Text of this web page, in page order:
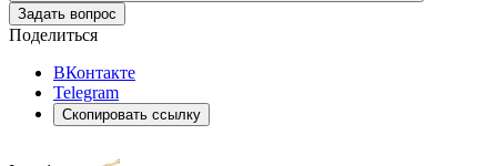
Задать вопрос
Поделиться
ВКонтакте
Telegram
Скопировать ссылку